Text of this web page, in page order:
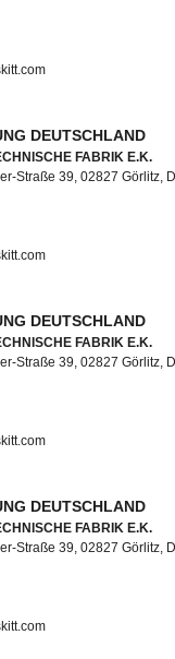
DEUTSCHLAND
FABRIK E.K.
Straße 39, 02827 Görlitz,
DEUTSCHLAND
FABRIK E.K.
Straße 39, 02827 Görlitz,
DEUTSCHLAND
FABRIK E.K.
Straße 39, 02827 Görlitz,